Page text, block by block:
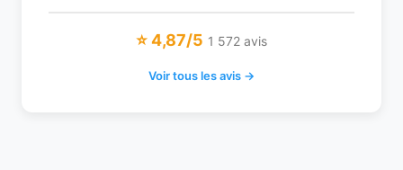
⭐ 4,87/5 1 572 avis
Voir tous les avis →